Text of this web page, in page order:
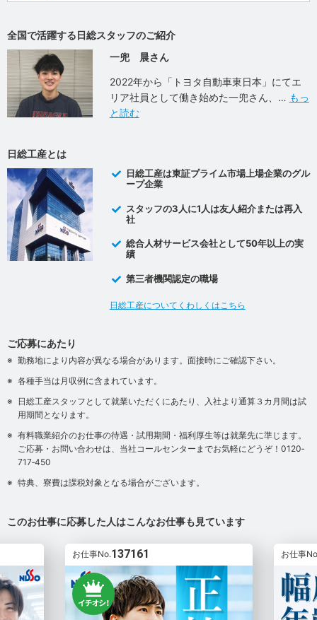
全国で活躍する日総スタッフのご紹介
一兜 晨さん
2022年から「トヨタ自動車東日本」にてエ
リア社員として働き始めた一兜さん、
もっ
と読む
日総工産とは
日総工産は東証プライム市場上場企業のグル
ープ企業
スタッフの3人に1人は友人紹介または再入
社
総合人材サービス会社として50年以上の実
績
第三者機関認定の職場
日総工産についてくわしくはこちら
ご応募にあたり
勤務地により内容が異なる場合があります。面接時にご確認下さい。
各種手当は月収例に含まれています。
日総工産スタッフとして就業いただくにあたり、入社より通算３カ月間は試
用期間となります。
有料職業紹介のお仕事の待遇・試用期間・福利厚生等は就業先に準じます。
ご応募・お問い合わせは、当社コールセンターまでお気軽にどうぞ！0120‐
717‐450
特典、寮費は課税対象となる場合がございます。
このお仕事に応募した人はこんなお仕事も見ています
お仕事No.137161 お仕事